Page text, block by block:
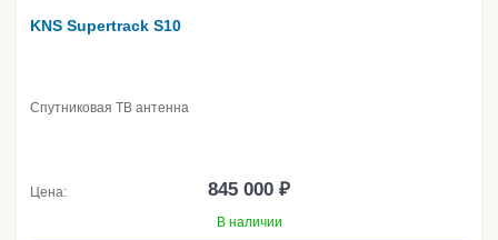
KNS Supertrack S10
Спутниковая ТВ антенна
Цена: 845 000 ₽
В наличии